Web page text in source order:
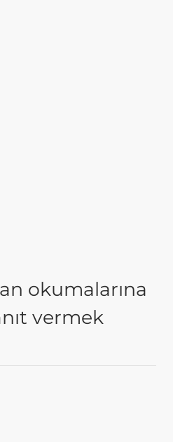
okumalarına
vermek